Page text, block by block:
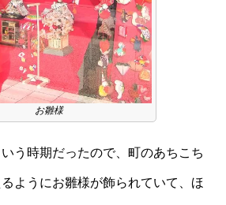
お雛様
う時期だったので、町のあちこち
ようにお雛様が飾られていて、ほ